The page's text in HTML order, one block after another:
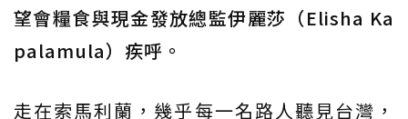
望會糧食與現金發放總監伊麗莎（Elisha Ka
palamula）疾呼。
走在索馬利蘭，幾乎每一名路人聽見台灣，